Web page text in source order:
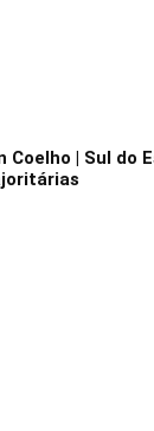
Coelho | Sul do